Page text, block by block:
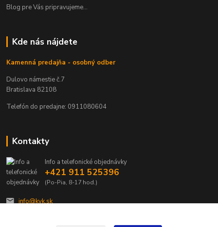
Blog pre Vás pripravujeme...
Kde nás nájdete
Kamenná predajňa - osobný odber
Dulovo námestie č.7
Bratislava 82108
Telefón do predajne: 0911080604
Kontakty
Info a telefonické objednávky
+421 911 525396
(Po-Pia, 8-17 hod.)
info@kvk.sk